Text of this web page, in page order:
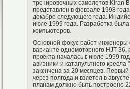
тренировочных самолетов Kiran
представлен в феврале 1998
декабре следующего года.
июле 1999 года. Разработка
компьютеров.
Основной фокус работ инженеры
варианте одномоторного HJT-36,
проекта началась в июле 1999
авионики и катапультного
закончена за 20 месяцев.
через полгода и взлетел в
планам должно быть построено